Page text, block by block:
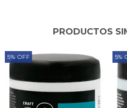
PRODUCTOS
5% OFF 5%